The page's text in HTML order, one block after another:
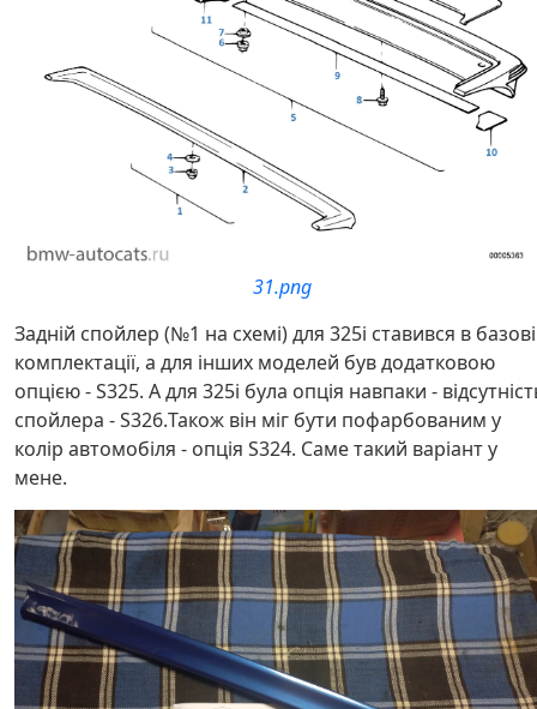
31.png
Задній спойлер (№1 на схемі) для 325i ставився в
комплектації, а для інших моделей був додатковою
опцією - S325. А для 325i була опція навпаки -
спойлера - S326.Також він міг бути пофарбованим у
колір автомобіля - опція S324. Саме такий варіант у
мене.